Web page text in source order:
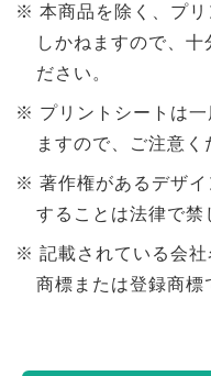
本商品を除く、プ
しかねますので、十
ださい。
プリントシートは
ますので、ご注意く
著作権があるデザ
することは法律で禁
記載されている会
商標または登録商標